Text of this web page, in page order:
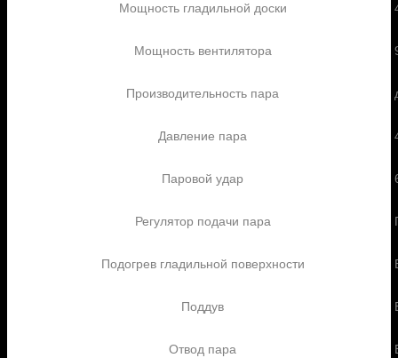
Мощность гладильной доски
Мощность вентилятора
Производительность пара
Давление пара
Паровой удар
Регулятор подачи пара
Подогрев гладильной поверхности
Поддув
Отвод пара